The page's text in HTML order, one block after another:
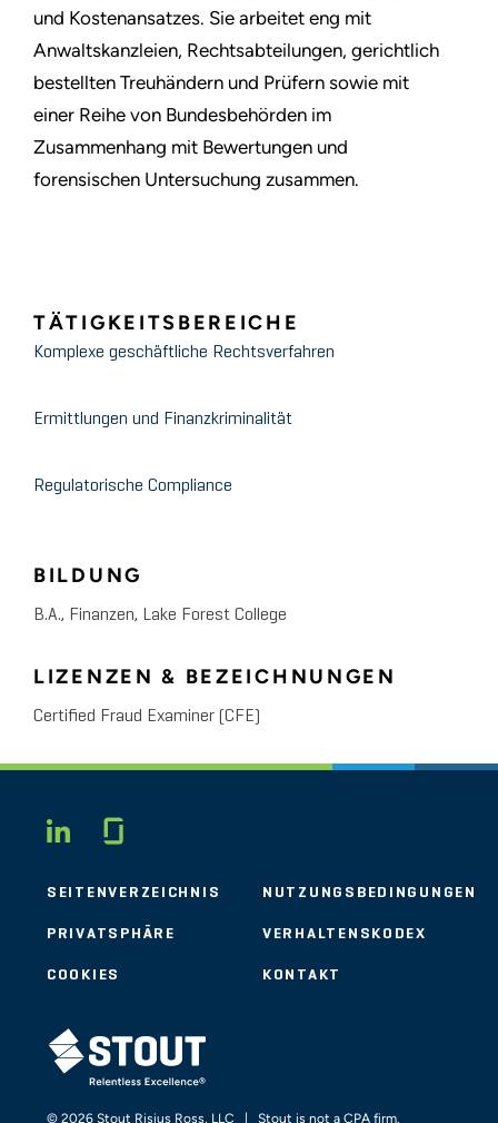
und Kostenansatzes. Sie arbeitet eng mit
Anwaltskanzleien, Rechtsabteilungen, gerichtlich
bestellten Treuhändern und Prüfern sowie mit
einer Reihe von Bundesbehörden im
Zusammenhang mit Bewertungen und
forensischen Untersuchung zusammen.
TÄTIGKEITSBEREICHE
Komplexe geschäftliche Rechtsverfahren
Ermittlungen und Finanzkriminalität
Regulatorische Compliance
BILDUNG
B.A., Finanzen, Lake Forest College
LIZENZEN & BEZEICHNUNGEN
Certified Fraud Examiner (CFE)
LINKEDIN
SEITENVERZEICHNIS NUTZUNGSBEDINGUNGEN
PRIVATSPHÄRE VERHALTENSKODEX
COOKIES KONTAKT
STOUT LOGO
© 2026 Stout Risius Ross, LLC | Stout is not a CPA firm.